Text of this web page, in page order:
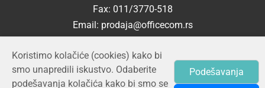
Fax: 011/3770-518
Email: prodaja@officecom.rs
Radno vreme
ponedeljak - petak
Koristimo kolačiće (cookies) kako bi
smo unapredili iskustvo. Odaberite
podešavanja kolačića kako bi smo se
Podešavanja